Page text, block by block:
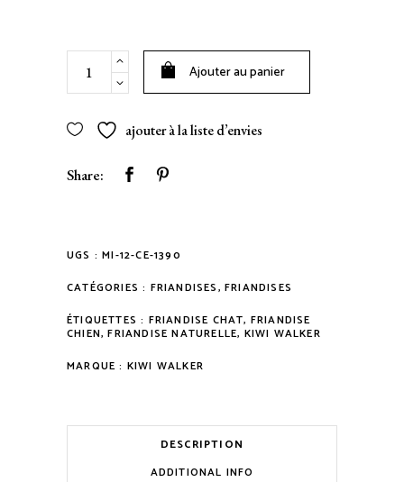
Friandises
naturelles
agneau
chien
Ajouter au panier
ajouter à la liste d’envies
Share:
UGS :MI-12-CE-1390
CATÉGORIES : FRIANDISES,FRIANDISES
ÉTIQUETTES : FRIANDISE CHAT, FRIANDISE
CHIEN,FRIANDISE NATURELLE, KIWI WALKER
MARQUE : KIWI WALKER
DESCRIPTION
ADDITIONAL INFO